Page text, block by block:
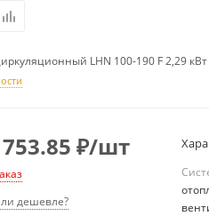
LHN 100-190 F 2,29 кВт
₽/шт
дешевле?